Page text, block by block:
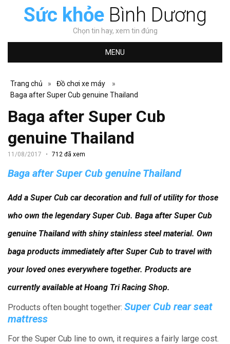
Sức khỏeBình Dương
Chọn tin hay, xem tin đúng
MENU
Trang chủ » Đồ chơi xe máy
»
Baga after Super Cub genuine Thailand
Baga after Super Cub
genuine Thailand
11/08/2017 712 đã xem
Baga after Super Cub genuine Thailand
Add a Super Cub car decoration and full of utility for those
who own the legendary Super Cub. Baga after Super Cub
genuine Thailand with shiny stainless steel material. Own
baga products immediately after Super Cub to travel with
your loved ones everywhere together. Products are
currently available at Hoang Tri Racing Shop.
Products often bought together: Super Cub rear seat
mattress
For the Super Cub line to own, it requires a fairly large cost.